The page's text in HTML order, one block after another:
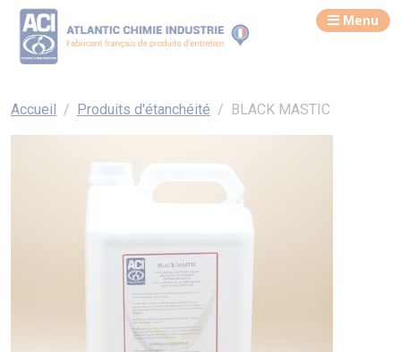
Menu
Accueil Produits d'étanchéité BLACK MASTIC